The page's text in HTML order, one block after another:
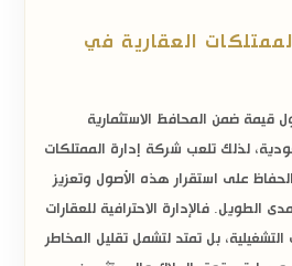
العقارية في
قيمة ضمن المحافظ الاستثمارية
لذلك تلعب شركة إدارة الممتلكات
على استقرار هذه الأصول وتعزيز
الطويل. فالإدارة الاحترافية للعقارات
بل تمتد لتشمل تقليل المخاطر